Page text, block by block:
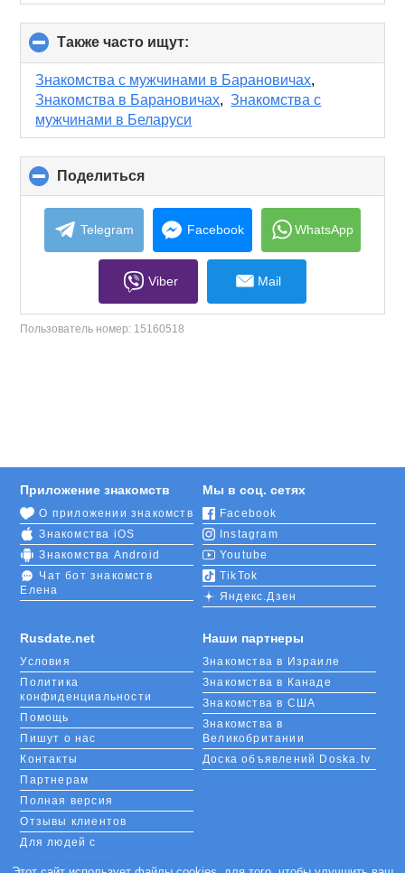
Также часто ищут:
to
collapse
contents
Знакомства с мужчинами в Барановичах,
Знакомства в Барановичах,Знакомства с
мужчинами в Беларуси
Поделиться
to
collapse
contents
Telegram Facebook WhatsApp
Viber Mail
Пользователь номер: 15160518
Rusdate.net
Условия
Политика
конфиденциальности
Помощь
Пишут о нас
Контакты
Партнерам
Полная версия
Отзывы клиентов
Для людей с
Приложение знакомств
О приложении знакомств
Знакомства iOS
Знакомства Android
Чат бот знакомств
Елена
Мы в соц. сетях
Facebook
Instagram
Youtube
TikTok
Яндекс.Дзен
Наши партнеры
Знакомства в Израиле
Знакомства в Канаде
Знакомства в США
Знакомства в
Великобритании
Доска объявлений Doska.tv